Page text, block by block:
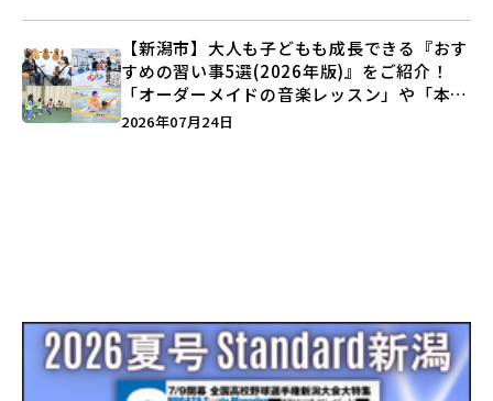
【新潟市】大人も子どもも成長できる『おす
すめの習い事5選(2026年版)』をご紹介！
「オーダーメイドの音楽レッスン」や「本格
キックボクシング」で新しい自分を見つけよ
2026年07月24日